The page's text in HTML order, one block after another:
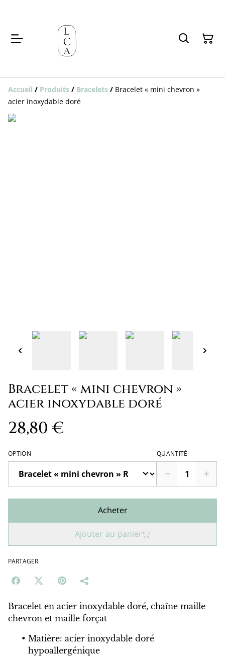
Accueil / Produits / Bracelets / Bracelet « mini chevron »
acier inoxydable doré
Bracelet « mini chevron »
acier inoxydable doré
28,80 €
OPTION QUANTITÉ
Acheter
Ajouter au panier
PARTAGER
Bracelet en acier inoxydable doré, chaîne maille
chevron et maille forçat
Matière: acier inoxydable doré
hypoallergénique